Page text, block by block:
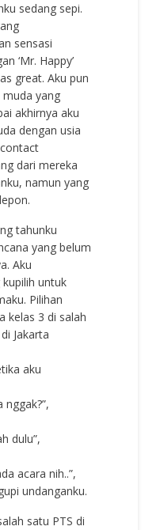
sedang sepi.
sensasi
‘Mr. Happy’
great. Aku pun
yang
akhirnya aku
dengan usia
dari mereka
namun yang
tahunku
yang belum
Aku
untuk
Pilihan
kelas 3 di salah
Jakarta
aku
nggak?”,
dulu”,
acara nih..”,
undanganku.
satu PTS di